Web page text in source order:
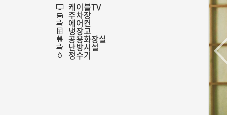
케이블TV
주차장
에어컨
냉장고
공용화장실
난방시설
정수기